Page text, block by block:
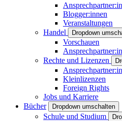
Blogger:innen
Veranstaltungen
Handel
Dropdown
Vorschauen
Rechte und Lizenzen
Kleinlizenzen
Foreign Rights
Jobs und Karriere
Bücher
Dropdown umschalten
Schule und Studium